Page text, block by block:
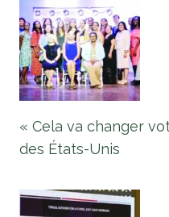
« Cela va changer
des États-Unis